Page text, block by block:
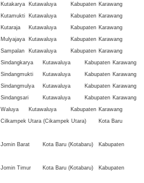
Kutakarya Kutawaluya Kabupaten Karawang
Kutamukti Kutawaluya Kabupaten Karawang
Kutaraja Kutawaluya Kabupaten Karawang
Mulyajaya Kutawaluya Kabupaten Karawang
Sampalan Kutawaluya Kabupaten Karawang
Sindangkarya Kutawaluya Kabupaten Karawang
Sindangmukti Kutawaluya Kabupaten Karawang
Sindangmulya Kutawaluya Kabupaten Karawang
Sindangsari Kutawaluya Kabupaten Karawang
Waluya Kutawaluya Kabupaten Karawang
Cilkampek Utara (Cikampek Utara)
Kota Baru
Jomin Barat Kota Baru (Kotabaru)
Kabupaten
Jomin Timur Kota Baru (Kotabaru)
Kabupaten